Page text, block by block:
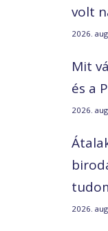
volt
2026.
Mit
és a
2026.
2026.